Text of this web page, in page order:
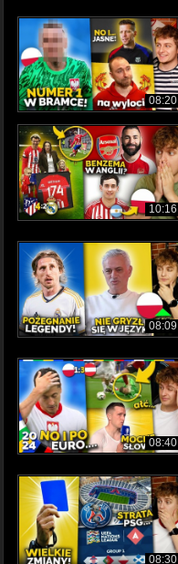
08:20
10:16
08:09
08:40
08:30